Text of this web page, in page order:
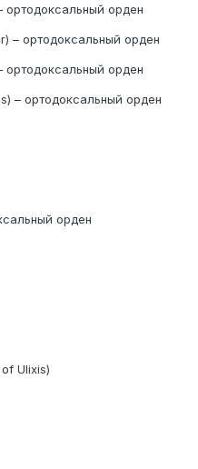
орден
– ортодоксальный орден
орден
– ортодоксальный орден
орден
Ulixis)